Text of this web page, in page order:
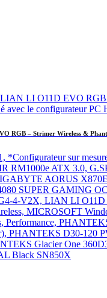
RGB – Strimer Wireless &
*Configurateur sur
RM1000e ATX 3.0,
AORUS
SUPER GAMING
4-V2X, LIAN LI
MICROSOFT
Performance,
PHANTEKS D30-120
Glacier One
Black SN850X